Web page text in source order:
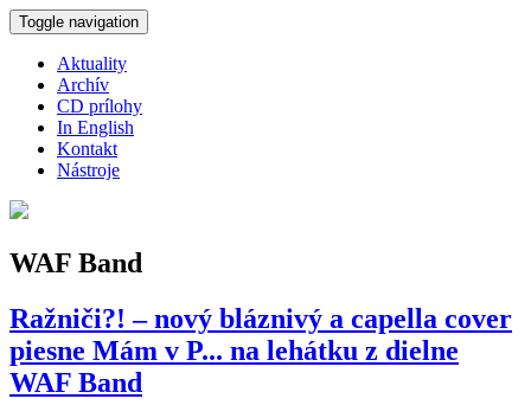
Skočiť na hlavný obsah
Toggle navigation
Aktuality
Archív
CD prílohy
In English
Kontakt
Nástroje
WAF Band
Ražniči?! – nový bláznivý a capella cover
piesne Mám v P... na lehátku z dielne
WAF Band